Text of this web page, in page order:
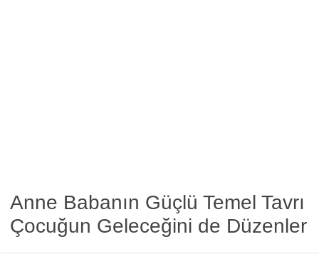
Anne Babanın Güçlü Temel Tavrı
Çocuğun Geleceğini de Düzenler